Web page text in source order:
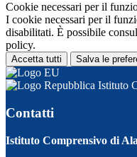
Cookie necessari per il
I cookie necessari per il
disabilitati. È possibile
policy.
Accetta tutti Salva le
Istituto
Contatti
Istituto Comprensivo di